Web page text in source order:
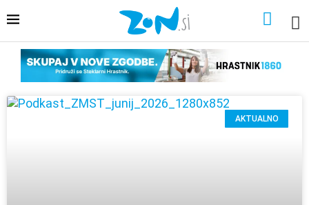
AKTUALNO